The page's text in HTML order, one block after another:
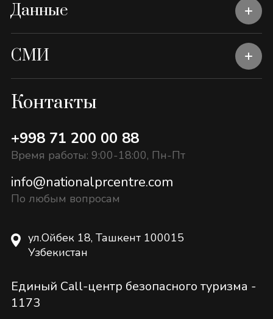
Данные
СМИ
Контакты
+998 71 200 00 88
Время работы: 9:00-18:00, Пн-Пт
info@nationalprcentre.com
По любым вопросам
ул.Ойбек 18, Ташкент 100015
Узбекистан
Единый Call-центр безопасного туризма -
1173